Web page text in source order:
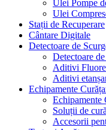
Ulei Pompe
Ulei
Stații de Recuperare
Cântare Digitale
Detectoare de
Detectoare
Aditivi
Aditivi
Echipamente
Echipamente
Soluții de
Accesorii